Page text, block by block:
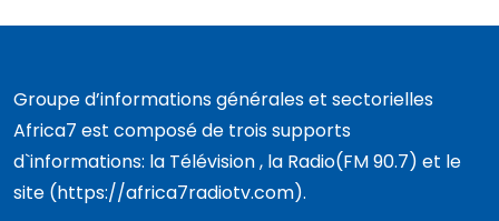
Groupe d’informations générales et sectorielles
Africa7 est composé de trois supports
d`informations: la Télévision , la Radio(FM 90.7) et le
site (https://africa7radiotv.com).